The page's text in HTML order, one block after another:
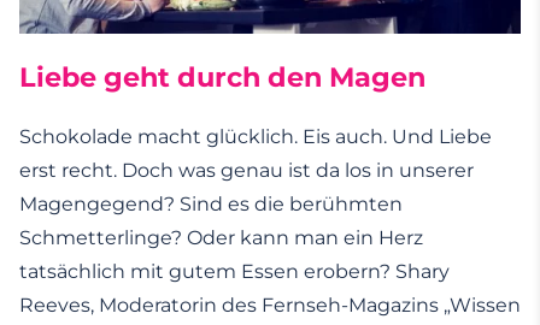
Liebe geht durch den Magen
Schokolade macht glücklich. Eis auch. Und Liebe
erst recht. Doch was genau ist da los in unserer
Magengegend? Sind es die berühmten
Schmetterlinge? Oder kann man ein Herz
tatsächlich mit gutem Essen erobern? Shary
Reeves, Moderatorin des Fernseh-Magazins „Wissen